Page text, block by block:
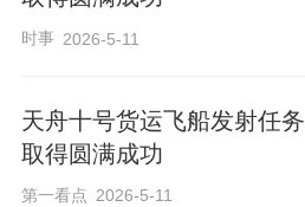
时事 2026-5-11
天舟十号货运飞船发射任务
取得圆满成功
第一看点 2026-5-11